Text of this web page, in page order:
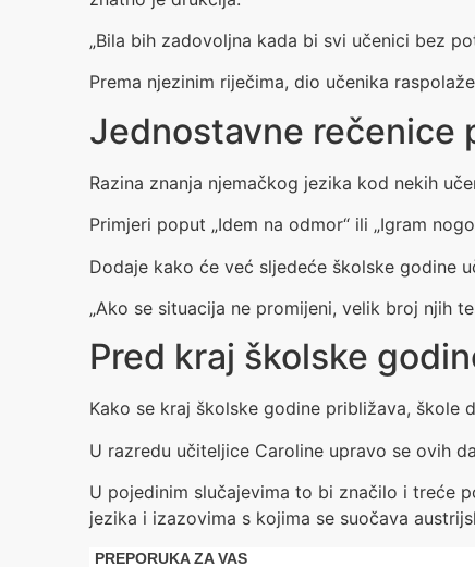
„Bila bih zadovoljna kada bi svi učenici bez
Prema njezinim riječima, dio učenika
Jednostavne rečenice
Razina znanja njemačkog jezika kod nekih
Primjeri poput „Idem na odmor“ ili „Igram
Dodaje kako će već sljedeće školske godine
„Ako se situacija ne promijeni, velik broj njih
Pred kraj školske
Kako se kraj školske godine približava, škole
U razredu učiteljice Caroline upravo se ovih
U pojedinim slučajevima to bi značilo i treće
jezika i izazovima s kojima se suočava